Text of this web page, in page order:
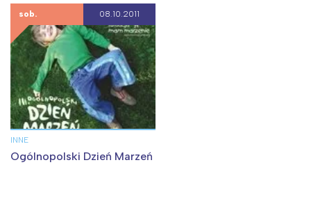
sob. 08.10.2011
INNE
Ogólnopolski Dzień Marzeń